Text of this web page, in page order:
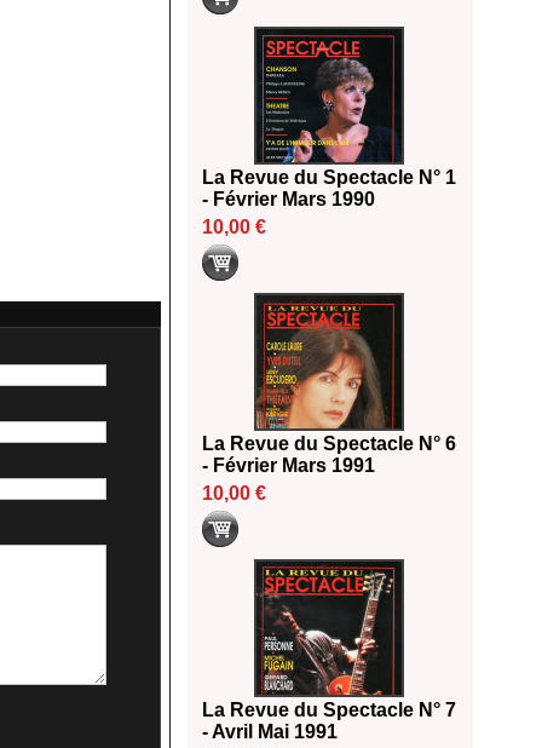
La Revue du Spectacle N° 1
- Février Mars 1990
10,00 €
La Revue du Spectacle N° 6
- Février Mars 1991
10,00 €
La Revue du Spectacle N° 7
- Avril Mai 1991